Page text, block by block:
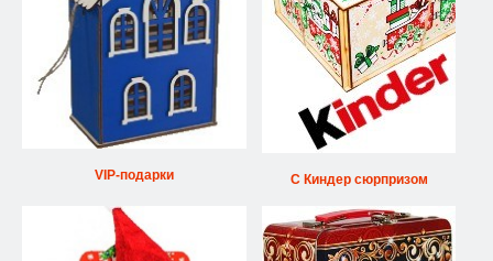
VIP-подарки С Киндер сюрпризом